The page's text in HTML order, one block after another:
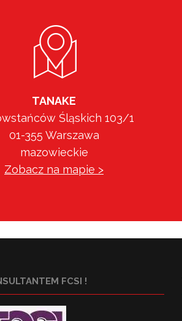
TANAKE
Śląskich 103/1
01-355 Warszawa
mazowieckie
Zobacz na mapie >
FCSI !